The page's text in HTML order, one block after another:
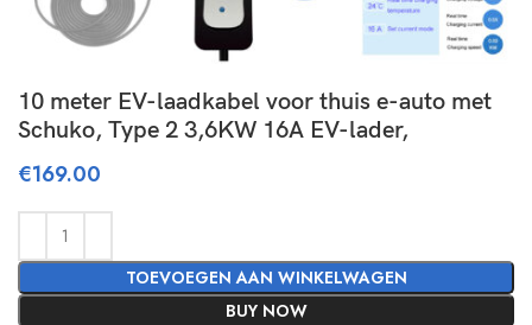
10 meter EV-laadkabel voor thuis e-auto met
Schuko, Type 2 3,6KW 16A EV-lader, ​
€169.00
TOEVOEGEN AAN WINKELWAGEN
BUY NOW